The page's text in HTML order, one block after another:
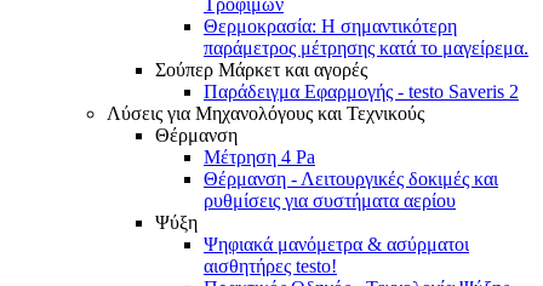
Τροφίμων
Θερμοκρασία: Η σημαντικότερη
παράμετρος μέτρησης κατά το μαγείρεμα.
Σούπερ Μάρκετ και αγορές
Παράδειγμα Εφαρμογής - testo Saveris 2
Λύσεις για Μηχανολόγους και Τεχνικούς
Θέρμανση
Μέτρηση 4 Pa
Θέρμανση - Λειτουργικές δοκιμές και
ρυθμίσεις για συστήματα αερίου
Ψύξη
Ψηφιακά μανόμετρα & ασύρματοι
αισθητήρες testo!